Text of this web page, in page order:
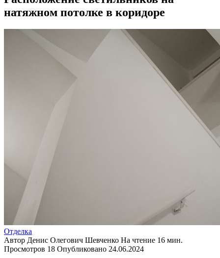
натяжном потолке в коридоре
Отделка
Автор Денис Олегович Шевченко На чтение 16 мин.
Просмотров 18 Опубликовано 24.06.2024